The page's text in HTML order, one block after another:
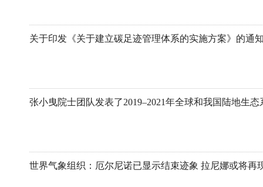
关于印发《关于建立碳足迹管理体系的实施方案》的通
世界气象组织：厄尔尼诺已显示结束迹象 拉尼娜或将再